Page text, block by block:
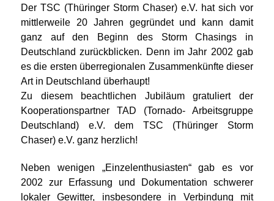
Der TSC (Thüringer Storm Chaser) e.V. hat sich vor
mittlerweile 20 Jahren gegründet und kann damit
ganz auf den Beginn des Storm Chasings in
Deutschland zurückblicken. Denn im Jahr 2002 gab
es die ersten überregionalen Zusammenkünfte dieser
Art in Deutschland überhaupt!
Zu diesem beachtlichen Jubiläum gratuliert der
Kooperationspartner TAD (Tornado- Arbeitsgruppe
Deutschland) e.V. dem TSC (Thüringer Storm
Chaser) e.V. ganz herzlich!
Neben wenigen „Einzelenthusiasten“ gab es vor
2002 zur Erfassung und Dokumentation schwerer
lokaler Gewitter, insbesondere in Verbindung mit